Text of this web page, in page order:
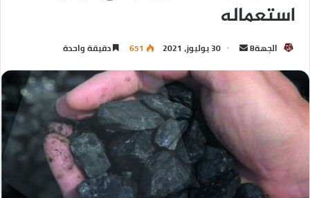
استعماله
الجهة8 30 يوليوز، 2021 651 دقيقة واحدة